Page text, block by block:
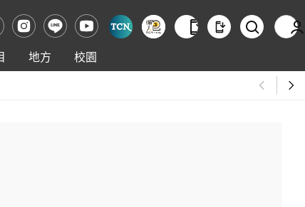
地方
校園